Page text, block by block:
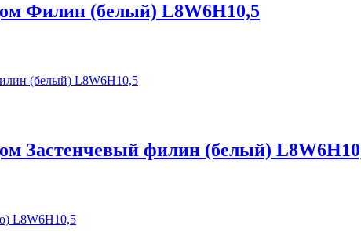
Филин (белый) L8W6H10,5
Застенчевый филин (белый)